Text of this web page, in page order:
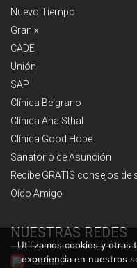
Nuevo Tiempo
Granix
CADE
Unión
SAP
Clínica Belgrano
Clínica Ana Sthal
Clínica Good Hope
Sanatorio de Asunción
Recibe GRATIS consejos
Oído Amigo
NUESTRAS REDES
Youtube
Utilizamos cookies y otras
experiencia en nuestros